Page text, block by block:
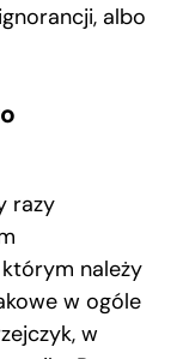
albo
razy
którym należy
w ogóle
w